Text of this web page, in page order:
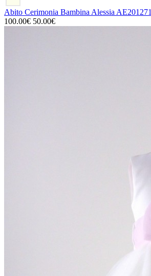
Abito Cerimonia Bambina Alessia AE201271
100.00€ 50.00€